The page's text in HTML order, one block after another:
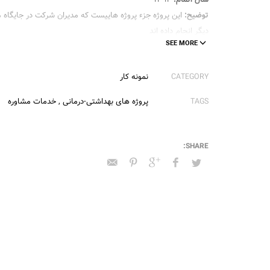
توضیح: این پروژه جزء پروژه هاییست که مدیران شرکت در
دیگر انجام داده اند
CATEGORY
نمونه کار
TAGS
پروژه های بهداشتی-درمانی ,خدمات مشاوره